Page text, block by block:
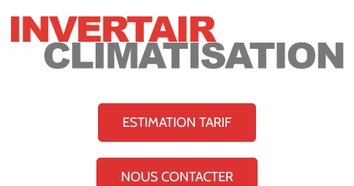
ESTIMATION TARIF
NOUS CONTACTER